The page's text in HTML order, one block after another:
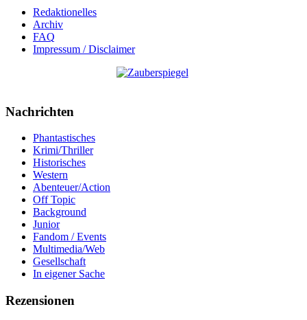
Redaktionelles
Archiv
FAQ
Impressum / Disclaimer
Nachrichten
Phantastisches
Krimi/Thriller
Historisches
Western
Abenteuer/Action
Off Topic
Background
Junior
Fandom / Events
Multimedia/Web
Gesellschaft
In eigener Sache
Rezensionen